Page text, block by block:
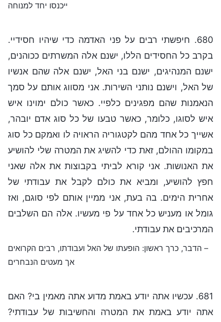
ייכנסו יחד למנוחה
680. חיפשתי רבים על פני האדמה כדי שיהיו חסידיי.
בקרב כל החסידים הללו, ישנם אלה המשרתים ככוהנים,
ישנם המנהיגים, ישנם בני האל, ישנם אלה שהם אנשיו
של האל, וישנם נותני השירות. אני מסווג אותם על סמך
הנאמנות שהם מפגינים כלפיי. כאשר כולם ימוינו איש
איש לסוגו, כלומר, כאשר טבעו של כל סוג אדם יובהר,
אשייך כל אחד מהם לקטגוריה הראויה לו ואמקם כל סוג
במקומו ההולם, זאת כדי להשיג את המטרה שלי להושיע
את האנושות. אני קורא לביתי בקבוצות את אלה שאני
חפץ להושיע, ומביא את כולם לקבל את עבודתי של
אחרית הימים. בה בעת, אני ממיין אותם לפי סוגם, ואז
גומל או מעניש כל אחד על פי מעשיו. אלה הם השלבים
המרכיבים את עבודתי.
– הדבר, כרך ראשון: הופעתו של האל ועבודתו, רבים הקרואים
אך מעטים הנבחרים
681. עכשיו אתה יודע באמת מדוע אתה מאמין בי? האם
אתה יודע באמת את המטרה והחשיבות של עבודתי?